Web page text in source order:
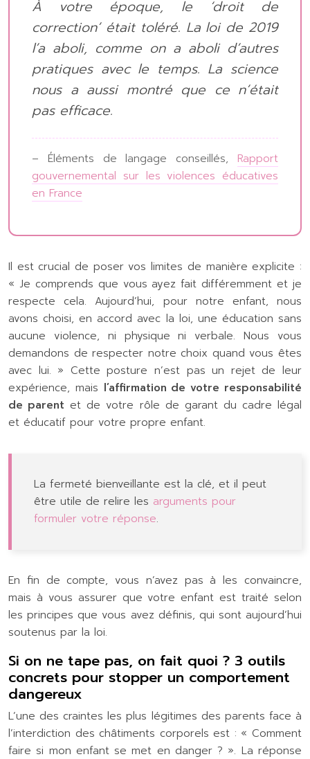
À votre époque, le ‘droit de
correction’ était toléré. La loi de 2019
l’a aboli, comme on a aboli d’autres
pratiques avec le temps. La science
nous a aussi montré que ce n’était
pas efficace.
– Éléments de langage conseillés, Rapport
gouvernemental sur les violences éducatives
en France
Il est crucial de poser vos limites de manière explicite :
« Je comprends que vous ayez fait différemment et je
respecte cela. Aujourd’hui, pour notre enfant, nous
avons choisi, en accord avec la loi, une éducation sans
aucune violence, ni physique ni verbale. Nous vous
demandons de respecter notre choix quand vous êtes
avec lui. » Cette posture n’est pas un rejet de leur
expérience, mais l’affirmation de votre responsabilité
de parent et de votre rôle de garant du cadre légal
et éducatif pour votre propre enfant.
La fermeté bienveillante est la clé, et il peut
être utile de relire les arguments pour
formuler votre réponse.
En fin de compte, vous n’avez pas à les convaincre,
mais à vous assurer que votre enfant est traité selon
les principes que vous avez définis, qui sont aujourd’hui
soutenus par la loi.
Si on ne tape pas, on fait quoi ? 3 outils
concrets pour stopper un comportement
dangereux
L’une des craintes les plus légitimes des parents face à
l’interdiction des châtiments corporels est : « Comment
faire si mon enfant se met en danger ? ». La réponse